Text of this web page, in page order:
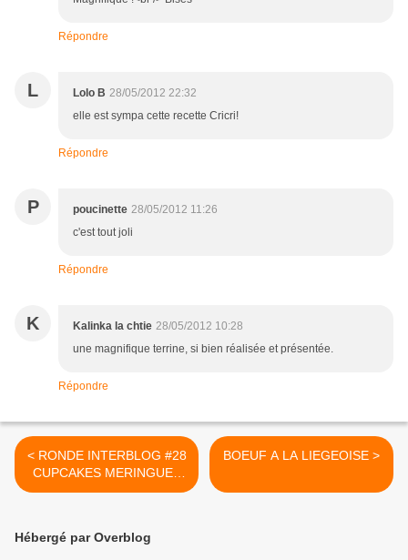
Répondre
L Lolo B 28/05/2012 22:32
elle est sympa cette recette Cricri!
Répondre
P poucinette 28/05/2012 11:26
c'est tout joli
Répondre
K Kalinka la chtie 28/05/2012 10:28
une magnifique terrine, si bien réalisée et présentée.
Répondre
< RONDE INTERBLOG #28
CUPCAKES MERINGUES
AU CITRON
BOEUF A LA LIEGEOISE >
Hébergé par Overblog